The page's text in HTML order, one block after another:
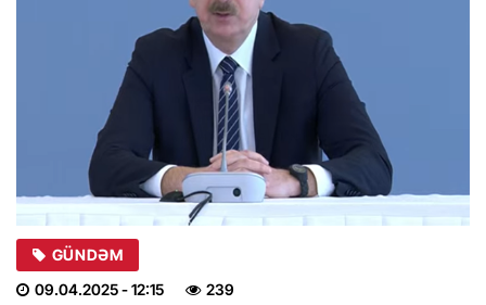
GÜNDƏM
09.04.2025- 12:15 239